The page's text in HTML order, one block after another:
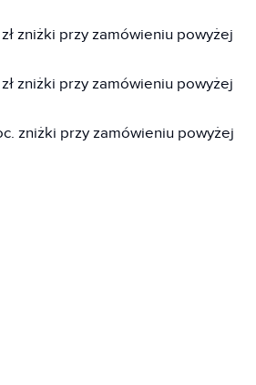
zł zniżki przy zamówieniu powyżej
zniżki przy zamówieniu powyżej
zniżki przy zamówieniu powyżej